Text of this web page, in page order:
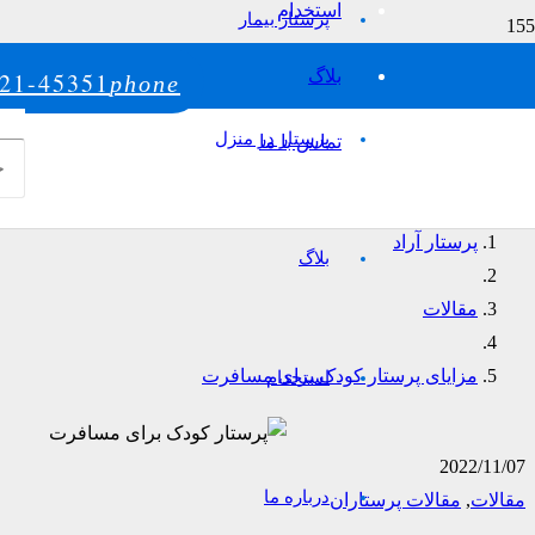
استخدام
بلاگ
تماس با ما
45351 phone
پرستار بیمار
پرستار در منزل
بلاگ
استخدام
درباره ما
پرستار آراد
مقالات
مزایای پرستار کودک برای مسافرت
2022/11/07
مقالات, مقالات پرستاران